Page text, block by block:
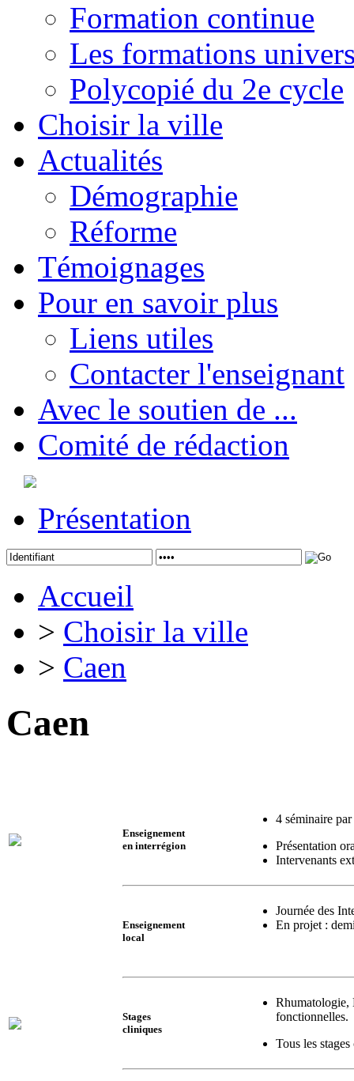
Formation continue
Les formations
Polycopié du 2e cycle
Choisir la ville
Actualités
Démographie
Réforme
Témoignages
Pour en savoir plus
Liens utiles
Contacter l'enseignant
Avec le soutien de ...
Comité de rédaction
Présentation
Accueil
> Choisir la ville
> Caen
Caen
Enseignement
en interrégion
4 séminaire
Présentation
Intervenants
Enseignement
local
Journée des
En projet :
Stages
cliniques
Rhumatologie,
fonctionnelles.
Tous les